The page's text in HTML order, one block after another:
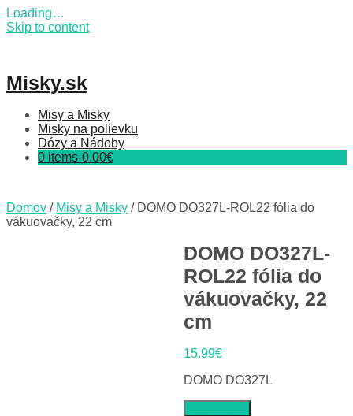
Loading…
Skip to content
Misky.sk
Misy a Misky
Misky na polievku
Dózy a Nádoby
0 items-0.00€
Domov / Misy a Misky / DOMO DO327L-ROL22 fólia do
vákuovačky, 22 cm
DOMO DO327L-
ROL22 fólia do
vákuovačky, 22
cm
15.99€
DOMO DO327L